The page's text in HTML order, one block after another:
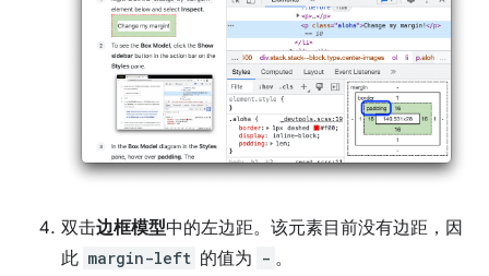
双击边框模型中的左边距。该元素目前没有边距，因
此 margin-left 的值为 - 。